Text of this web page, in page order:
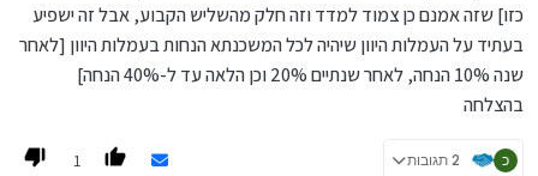
כזו] שזה אמנם כן צמוד למדד וזה חלק מהשליש הקבוע, אבל זה ישפיע
בעתיד על העמלות היוון שיהיה לכל המשכנתא הנחות בעמלות היוון [לאחר
שנה 10% הנחה, לאחר שנתיים 20% וכן הלאה עד ל-40% הנחה]
בהצלחה
כ 2 תגובות 1